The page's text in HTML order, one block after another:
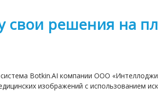
свои решения на
система Botkin.AI компании ООО
изображений с использованием